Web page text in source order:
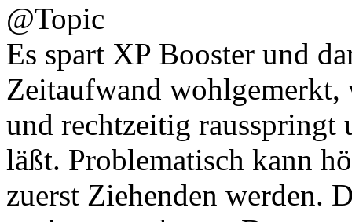
@Topic
Es spart XP Booster und
Zeitaufwand wohlgemerkt,
und rechtzeitig rausspringt
läßt. Problematisch kann
zuerst Ziehenden werden.